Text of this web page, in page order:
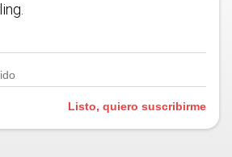
Listo, quiero suscribirme